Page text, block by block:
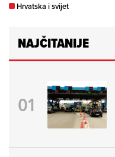
Hrvatska i svijet
NAJČITANIJE